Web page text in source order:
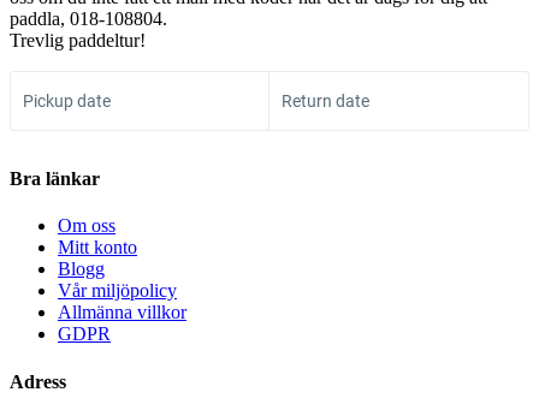
paddla, 018-108804.
Trevlig paddeltur!
Pickup date Return date
Bra länkar
Om oss
Mitt konto
Blogg
Vår miljöpolicy
Allmänna villkor
GDPR
Adress